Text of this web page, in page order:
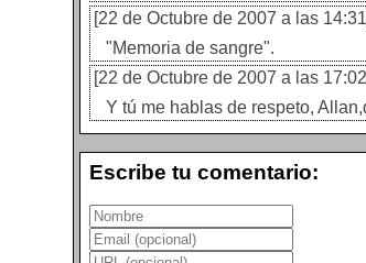
[22 de Octubre de 2007 a las
"Memoria de sangre".
[22 de Octubre de 2007 a las
Y tú me hablas de respeto,
Escribe tu comentario: